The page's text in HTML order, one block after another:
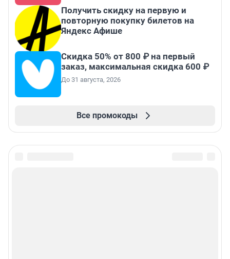
Получить скидку на первую и
повторную покупку билетов на
Яндекс Афише
Скидка 50% от 800 ₽ на первый
заказ, максимальная скидка 600 ₽
До 31 августа, 2026
Все промокоды